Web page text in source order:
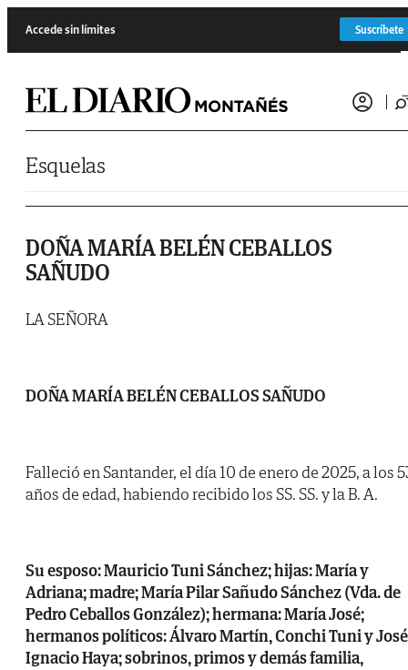
Accede sin límites Suscríbete
Esquelas
DOÑA MARÍA BELÉN CEBALLOS
SAÑUDO
LA SEÑORA
DOÑA MARÍA BELÉN CEBALLOS SAÑUDO
Falleció en Santander, el día 10 de enero de 2025, a los
años de edad, habiendo recibido los SS. SS. y la B. A.
Su esposo: Mauricio Tuni Sánchez; hijas: María y
Adriana; madre; María Pilar Sañudo Sánchez (Vda. de
Pedro Ceballos González); hermana: María José;
hermanos políticos: Álvaro Martín, Conchi Tuni y José
Ignacio Haya; sobrinos, primos y demás familia,